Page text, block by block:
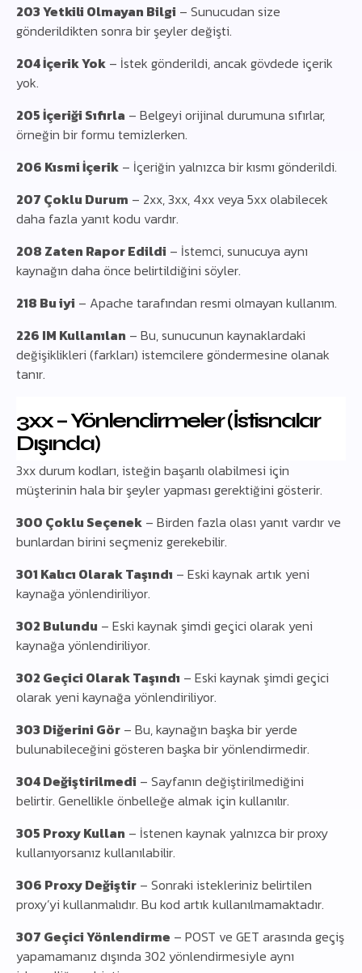
203 Yetkili Olmayan Bilgi – Sunucudan size
gönderildikten sonra bir şeyler değişti.
204 İçerik Yok – İstek gönderildi, ancak gövdede içerik
yok.
205 İçeriği Sıfırla – Belgeyi orijinal durumuna sıfırlar,
örneğin bir formu temizlerken.
206 Kısmi İçerik – İçeriğin yalnızca bir kısmı gönderildi.
207 Çoklu Durum – 2xx, 3xx, 4xx veya 5xx olabilecek
daha fazla yanıt kodu vardır.
208 Zaten Rapor Edildi – İstemci, sunucuya aynı
kaynağın daha önce belirtildiğini söyler.
218 Bu iyi – Apache tarafından resmi olmayan kullanım.
226 IM Kullanılan – Bu, sunucunun kaynaklardaki
değişiklikleri (farkları) istemcilere göndermesine olanak
tanır.
3xx – Yönlendirmeler (İstisnalar
Dışında)
3xx durum kodları, isteğin başarılı olabilmesi için
müşterinin hala bir şeyler yapması gerektiğini gösterir.
300 Çoklu Seçenek – Birden fazla olası yanıt vardır ve
bunlardan birini seçmeniz gerekebilir.
301 Kalıcı Olarak Taşındı – Eski kaynak artık yeni
kaynağa yönlendiriliyor.
302 Bulundu – Eski kaynak şimdi geçici olarak yeni
kaynağa yönlendiriliyor.
302 Geçici Olarak Taşındı – Eski kaynak şimdi geçici
olarak yeni kaynağa yönlendiriliyor.
303 Diğerini Gör – Bu, kaynağın başka bir yerde
bulunabileceğini gösteren başka bir yönlendirmedir.
304 Değiştirilmedi – Sayfanın değiştirilmediğini
belirtir. Genellikle önbelleğe almak için kullanılır.
305 Proxy Kullan – İstenen kaynak yalnızca bir proxy
kullanıyorsanız kullanılabilir.
306 Proxy Değiştir – Sonraki istekleriniz belirtilen
proxy’yi kullanmalıdır. Bu kod artık kullanılmamaktadır.
307 Geçici Yönlendirme – POST ve GET arasında geçiş
yapamamanız dışında 302 yönlendirmesiyle aynı